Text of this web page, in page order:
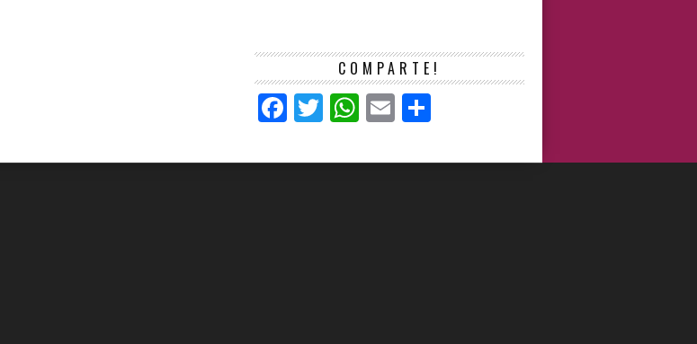
COMPARTE!
Facebook
TwitterWhatsApp
Email